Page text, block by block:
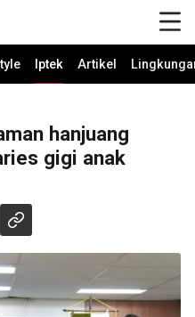
Iptek Artikel
hanjuang
gigi anak